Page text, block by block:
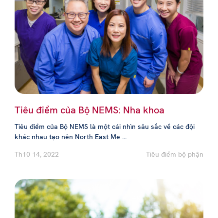
Tiêu điểm của Bộ NEMS: Nha khoa
Tiêu điểm của Bộ NEMS là một cái nhìn sâu sắc về các đội
khác nhau tạo nên North East Me ...
Th10 14, 2022
Tiêu điểm bộ phận